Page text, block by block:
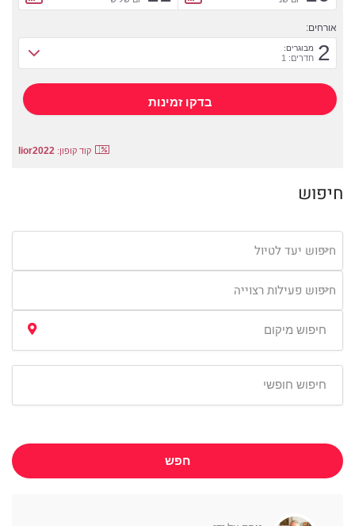
אורחים:
2 מבוגרים:
חדרים: 1
קוד קופון: lior2022
חיפוש
חיפוש יעד לטיול
חיפוש פעילות רצוייה
חפש